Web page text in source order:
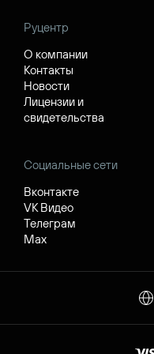
Руцентр
О компании
Контакты
Новости
Лицензии и
свидетельства
Социальные сети
Вконтакте
VK Видео
Телеграм
Max